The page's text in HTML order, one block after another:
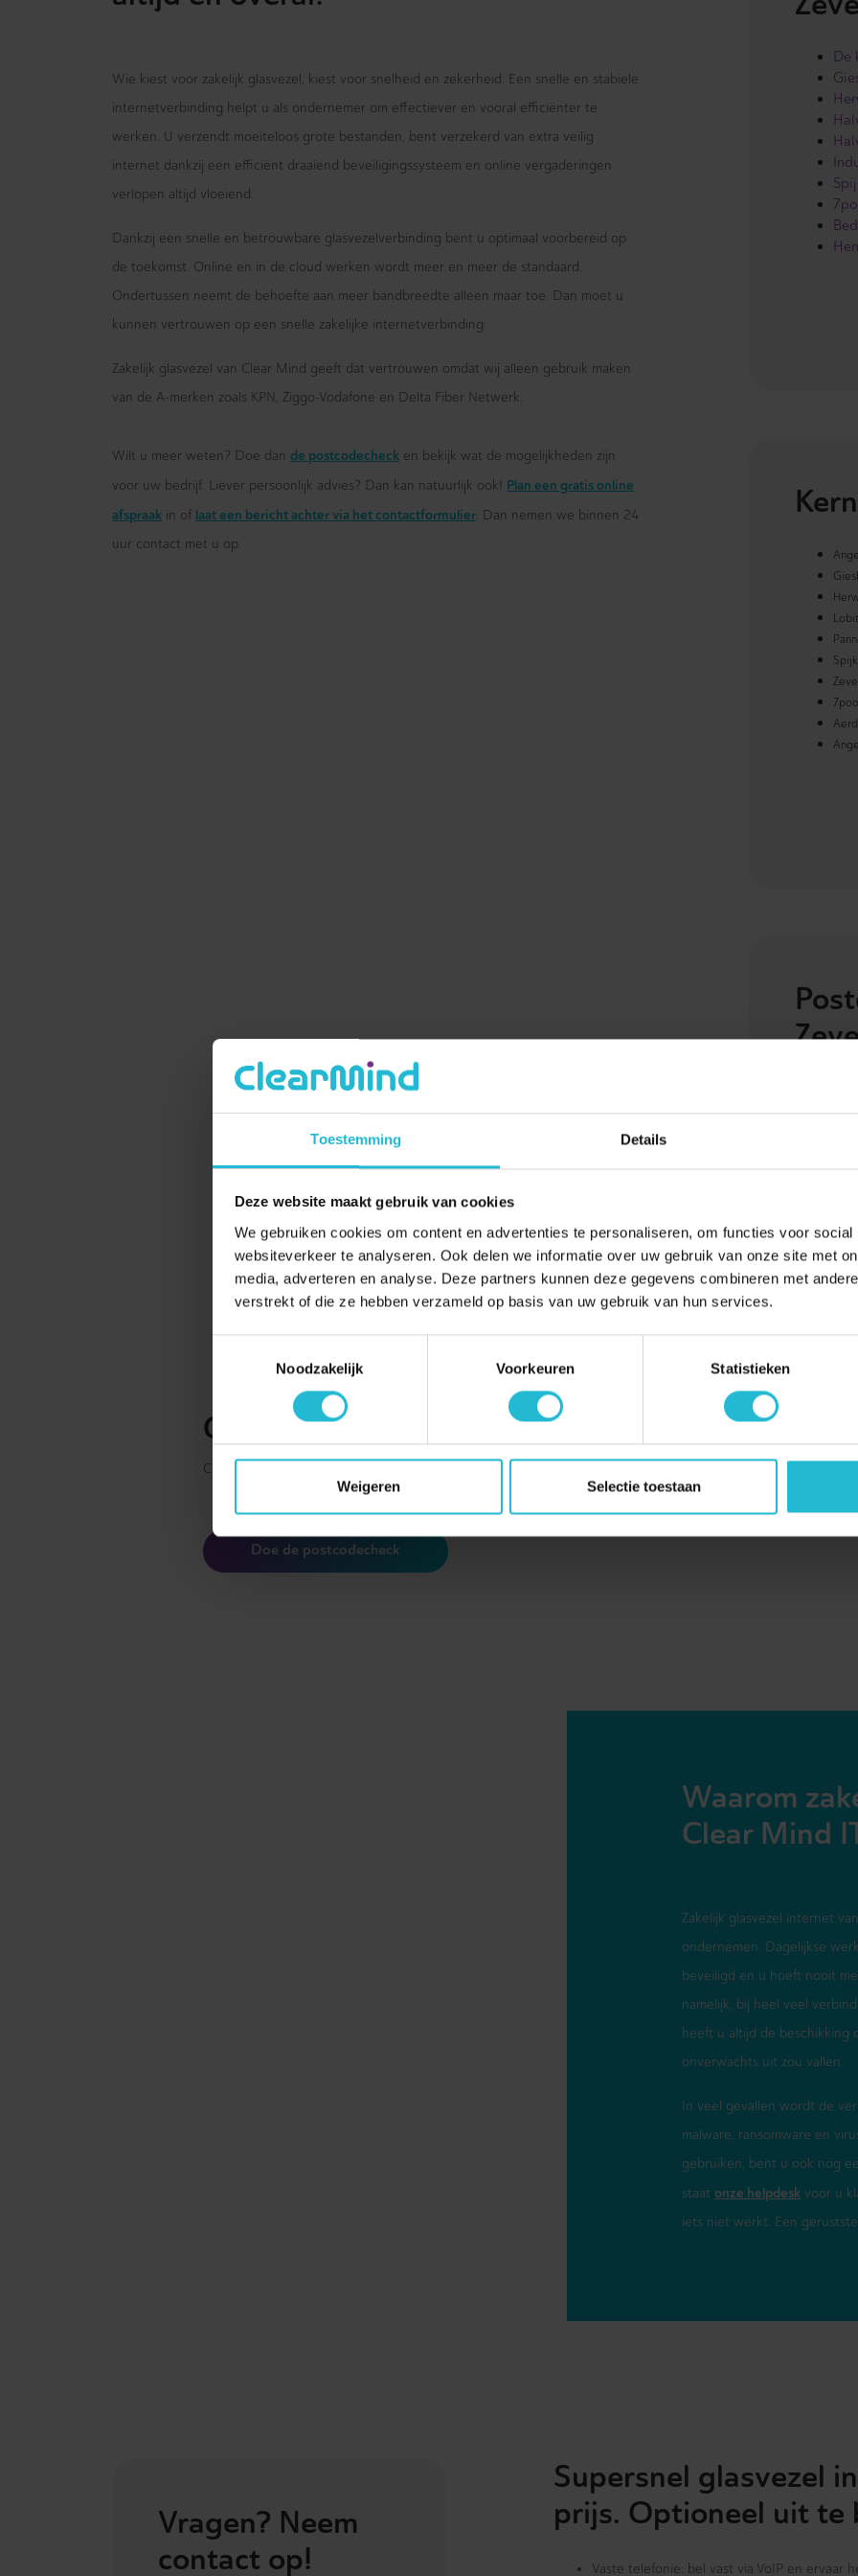
Toestemming Details
Deze website maakt gebruik van cookies
We gebruiken cookies om content en advertenties te personaliseren, om functies voor social
websiteverkeer te analyseren. Ook delen we informatie over uw gebruik van onze site met
media, adverteren en analyse. Deze partners kunnen deze gegevens combineren met
verstrekt of die ze hebben verzameld op basis van uw gebruik van hun services.
Noodzakelijk
Voorkeuren Statistieken
Weigeren Selectie toestaan
Wie kiest voor zakelijk glasvezel, kiest voor snelheid en zekerheid. Een snelle en stabiele
internetverbinding helpt u als ondernemer om effectiever en vooral efficiënter te
werken. U verzendt moeiteloos grote bestanden, bent verzekerd van extra veilig
internet dankzij een efficiënt draaiend beveiligingssysteem en online vergaderingen
verlopen altijd vloeiend.
Dankzij een snelle en betrouwbare glasvezelverbinding bent u optimaal voorbereid op
de toekomst. Online en in de cloud werken wordt meer en meer de standaard.
Ondertussen neemt de behoefte aan meer bandbreedte alleen maar toe. Dan moet u
kunnen vertrouwen op een snelle zakelijke internetverbinding.
Zakelijk glasvezel van Clear Mind geeft dat vertrouwen omdat wij alleen gebruik maken
van de A-merken zoals KPN, Ziggo-Vodafone en Delta Fiber Netwerk.
Wilt u meer weten? Doe dan de postcodecheck en bekijk wat de mogelijkheden zijn
voor uw bedrijf. Liever persoonlijk advies? Dan kan natuurlijk ook! Plan een gratis online
afspraak in of laat een bericht achter via het contactformulier. Dan nemen we binnen 24
uur contact met u op.
De
Spijk
6905AA,
6915AB,
Check de status van Glasvezel in Zevenaar
Check de glasvezelstatus en schrijf u in voor de glasvezelwekker. Zo blijft u altijd op de hoogte van alle
Doe de postcodecheck
Waarom
Clear Mind
Zakelijk glasvezel internet
ondernemen. Dagelijkse
beveiligd en u hoeft nooit
namelijk, bij heel veel
heeft u altijd de
onverwachts uit zou vallen.
In veel gevallen wordt de
malware, ransomware en
gebruiken, bent u ook nog
staat onze helpdesk voor u
iets niet werkt. Een
Vragen? Neem
contact op!
Supersnel glasvezel
prijs. Optioneel uit te
Vaste telefonie: bel vast via VoIP en ervaar